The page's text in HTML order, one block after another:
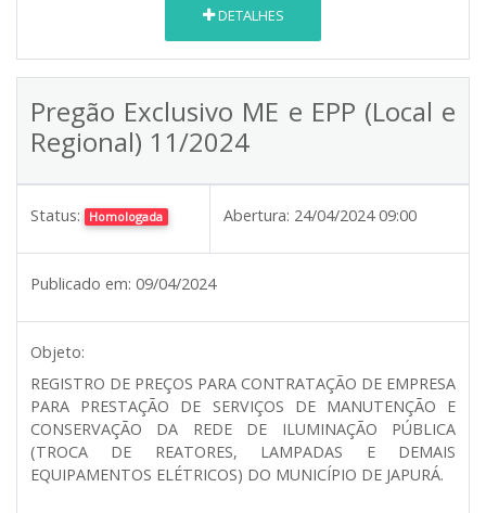
DETALHES
Pregão Exclusivo ME e EPP (Local e
Regional) 11/2024
Status: Homologada Abertura: 24/04/2024 09:00
Publicado em: 09/04/2024
Objeto:
REGISTRO DE PREÇOS PARA CONTRATAÇÃO DE EMPRESA
PARA PRESTAÇÃO DE SERVIÇOS DE MANUTENÇÃO E
CONSERVAÇÃO DA REDE DE ILUMINAÇÃO PÚBLICA
(TROCA DE REATORES, LAMPADAS E DEMAIS
EQUIPAMENTOS ELÉTRICOS) DO MUNICÍPIO DE JAPURÁ.